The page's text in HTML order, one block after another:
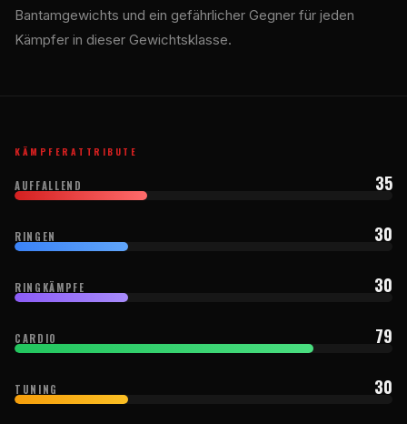
Bantamgewichts und ein gefährlicher Gegner für jeden
Kämpfer in dieser Gewichtsklasse.
KÄMPFERATTRIBUTE
AUFFALLEND 35
RINGEN 30
RINGKÄMPFE 30
CARDIO 79
TUNING 30